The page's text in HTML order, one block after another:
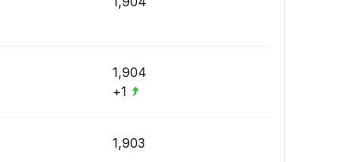
1,904
+1
1,903